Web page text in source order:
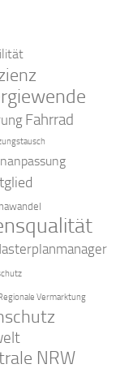
Fahrrad
Vermarktung
NRW